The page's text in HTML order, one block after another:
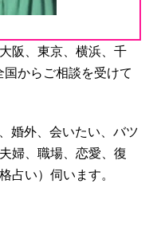
阪、東京、横浜、千
からご相談を受けて
婚外、会いたい、バツ
婦、職場、恋愛、復
占い）伺います。